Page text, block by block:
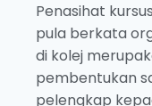
Penasihat
pula berkata
di kolej
pembentukan
pelengkap